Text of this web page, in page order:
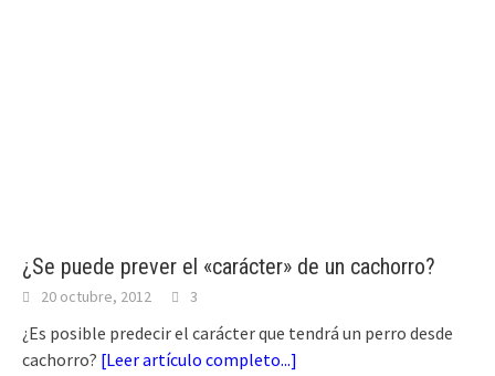
¿Se puede prever el «carácter» de un cachorro?
20 octubre, 2012 3
¿Es posible predecir el carácter que tendrá un perro desde
cachorro? [Leer artículo completo...]